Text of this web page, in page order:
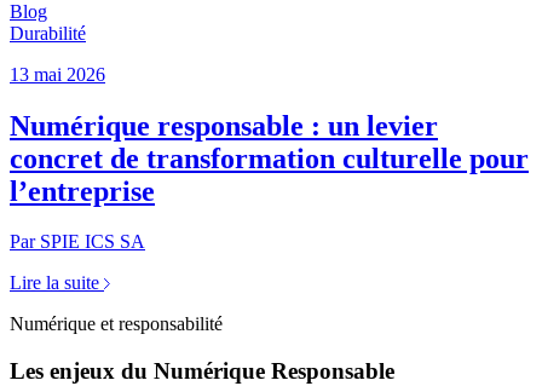
Blog
Durabilité
13 mai 2026
Numérique responsable : un levier
concret de transformation culturelle pour
l’entreprise
Par SPIE ICS SA
Lire la suite
Numérique et responsabilité
Les enjeux du Numérique Responsable